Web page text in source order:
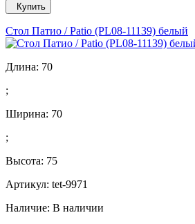
Купить
Стол Патио / Patio (PL08-11139) белый
Длина: 70
;
Ширина: 70
;
Высота: 75
Артикул: tet-9971
Наличие: В наличии